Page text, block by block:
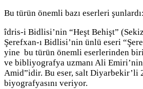
Bu türün önemli bazı eserleri şunlardı:
îdris-i Bidlisi’nin “Heşt Behişt”
Şerefxan-ı Bidlisi’nin ünlü eseri
yine bu türün önemli eserlerinden
ve bibliyografya uzmanı Ali
Amid”idir. Bu eser, salt Diyarbekir’li
biyografyasını veriyor.